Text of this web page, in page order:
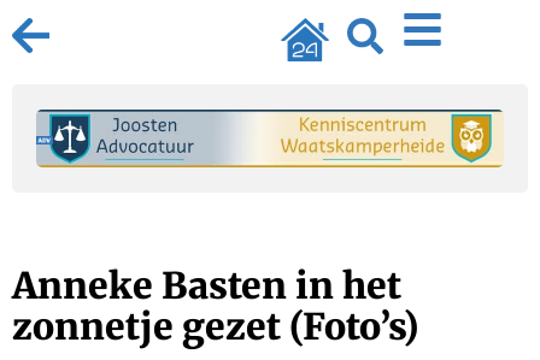
Anneke Basten in het
zonnetje gezet (Foto’s)